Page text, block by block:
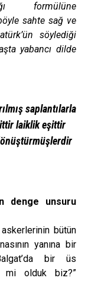
formülüne
sahte sağ ve
söylediği
yabancı dilde
saplantılarla
laiklik eşittir
denge unsuru
bütün
yanına bir
bir üs
mi olduk biz?”